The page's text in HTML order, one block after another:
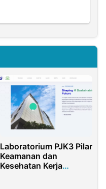
Laboratorium PJK3 Pilar
Keamanan dan
Kesehatan Kerja